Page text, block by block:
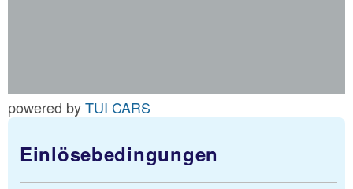
powered byTUI CARS
Einlösebedingungen